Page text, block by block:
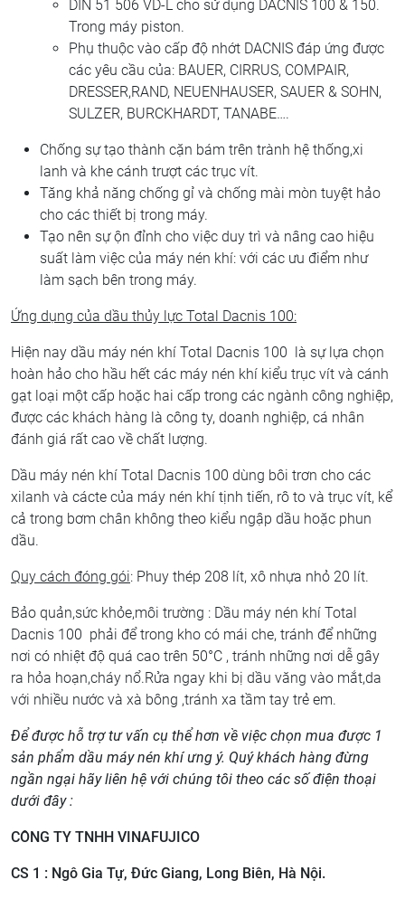
DIN 51 506 VD-L cho sử dụng DACNIS 100 & 150.
Trong máy piston.
Phụ thuộc vào cấp độ nhớt DACNIS đáp ứng được
các yêu cầu của: BAUER, CIRRUS, COMPAIR,
DRESSER,RAND, NEUENHAUSER, SAUER & SOHN,
SULZER, BURCKHARDT, TANABE….
Chống sự tạo thành cặn bám trên trành hệ thống,xi
lanh và khe cánh trượt các trục vít.
Tăng khả năng chống gỉ và chống mài mòn tuyệt hảo
cho các thiết bị trong máy.
Tạo nên sự ộn đỉnh cho việc duy trì và nâng cao hiệu
suất làm việc của máy nén khí: với các ưu điểm như
làm sạch bên trong máy.
Ứng dụng của dầu thủy lực Total Dacnis 100:
Hiện nay dầu máy nén khí Total Dacnis 100 là sự lựa chọn
hoàn hảo cho hầu hết các máy nén khí kiểu trục vít và cánh
gạt loại một cấp hoặc hai cấp trong các ngành công nghiệp,
được các khách hàng là công ty, doanh nghiệp, cá nhân
đánh giá rất cao về chất lượng.
Dầu máy nén khí Total Dacnis 100 dùng bôi trơn cho các
xilanh và cácte của máy nén khí tịnh tiến, rô to và trục vít, kể
cả trong bơm chân không theo kiểu ngập dầu hoặc phun
dầu.
Quy cách đóng gói: Phuy thép 208 lít, xô nhựa nhỏ 20 lít.
Bảo quản,sức khỏe,môi trường : Dầu máy nén khí Total
Dacnis 100 phải để trong kho có mái che, tránh để những
nơi có nhiệt độ quá cao trên 50°C , tránh những nơi dễ gây
ra hỏa hoạn,cháy nổ.Rửa ngay khi bị dầu văng vào mắt,da
với nhiều nước và xà bông ,tránh xa tầm tay trẻ em.
Để được hỗ trợ tư vấn cụ thể hơn về việc chọn mua được 1
sản phẩm dầu máy nén khí ưng ý. Quý khách hàng đừng
ngần ngại hãy liên hệ với chúng tôi theo các số điện thoại
dưới đây :
CÔNG TY TNHH VINAFUJICO
CS 1 : Ngô Gia Tự, Đức Giang, Long Biên, Hà Nội.